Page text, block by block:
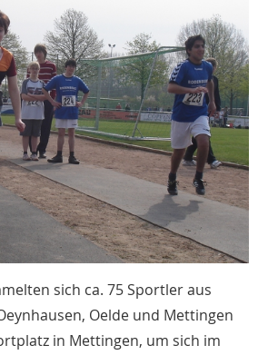
sich ca. 75 Sportler aus
Oelde und Mettingen
in Mettingen, um sich im